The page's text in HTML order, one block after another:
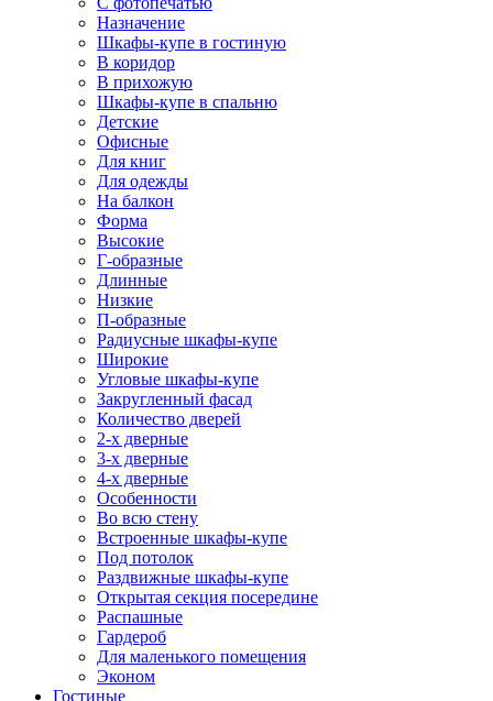
Назначение
Шкафы-купе в гостиную
В коридор
В прихожую
Шкафы-купе в спальню
Детские
Офисные
Для книг
Для одежды
На балкон
Форма
Высокие
Г-образные
Длинные
Низкие
П-образные
Радиусные шкафы-купе
Широкие
Угловые шкафы-купе
Закругленный фасад
Количество дверей
2-х дверные
3-х дверные
4-х дверные
Особенности
Во всю стену
Встроенные шкафы-купе
Под потолок
Раздвижные шкафы-купе
Открытая секция посередине
Распашные
Гардероб
Для маленького помещения
Эконом
Гостиные